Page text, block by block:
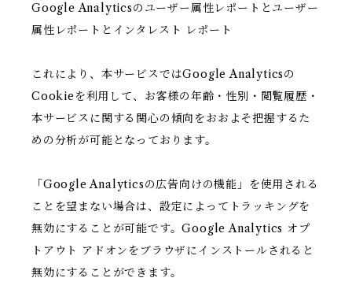
Google Analyticsのユーザー属性レポートとユーザー
属性レポートとインタレスト レポート
これにより、本サービスではGoogle Analyticsの
Cookieを利用して、お客様の年齢・性別・閲覧履歴・
本サービスに関する関心の傾向をおおよそ把握するた
めの分析が可能となっております。
「Google Analyticsの広告向けの機能」を使用される
ことを望まない場合は、設定によってトラッキングを
無効にすることが可能です。Google Analytics オプ
トアウト アドオンをブラウザにインストールされると
無効にすることができます。